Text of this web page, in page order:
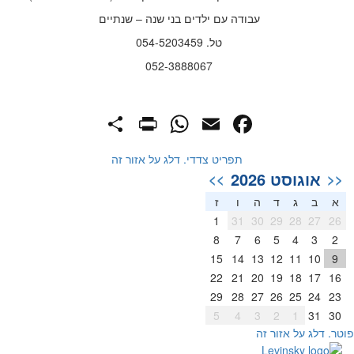
עבודה עם ילדים בני שנה – שנתיים
טל. 054-5203459
052-3888067
Facebook
Email
WhatsApp
תפריט צדדי. דלג על אזור זה
<< אוגוסט 2026 >>
א ב ג ד ה
ז
26
27
28
29
30
31
2
3
4
5
6
7
8
9
10
11
12
13
14
15
16
17
18
19
20
21
22
23
24
25
26
27
28
29
30
31
2
3
4
5
דלג על אזור זה